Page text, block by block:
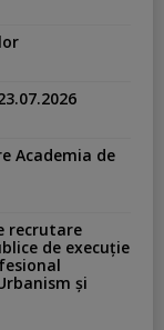
Academia de
recrutare
de execuție
și